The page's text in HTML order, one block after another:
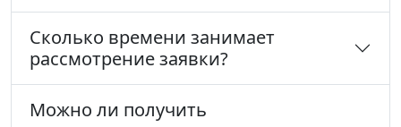
Сколько времени занимает
рассмотрение заявки?
Можно ли получить